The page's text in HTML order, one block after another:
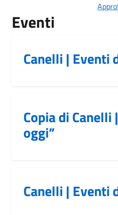
Eventi
Canelli | Eventi
Copia di Canelli
oggi”
Canelli | Eventi